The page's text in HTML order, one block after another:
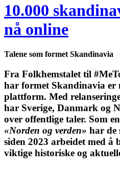
10.000
nå online
Talene som formet Skandinavia
Fra Folkhemstalet til
har formet Skandinavia er
plattform. Med
har Sverige, Danmark og
over offentlige taler. Som
«Norden og verden» har de
siden 2023 arbeidet med å
viktige historiske og